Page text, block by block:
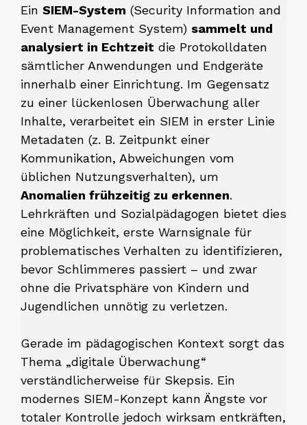
Ein SIEM-System (Security Information and
Event Management System) sammelt und
analysiert in Echtzeit die Protokolldaten
sämtlicher Anwendungen und Endgeräte
innerhalb einer Einrichtung. Im Gegensatz
zu einer lückenlosen Überwachung aller
Inhalte, verarbeitet ein SIEM in erster Linie
Metadaten (z. B. Zeitpunkt einer
Kommunikation, Abweichungen vom
üblichen Nutzungsverhalten), um
Anomalien frühzeitig zu erkennen.
Lehrkräften und Sozialpädagogen bietet dies
eine Möglichkeit, erste Warnsignale für
problematisches Verhalten zu identifizieren,
bevor Schlimmeres passiert – und zwar
ohne die Privatsphäre von Kindern und
Jugendlichen unnötig zu verletzen.
Gerade im pädagogischen Kontext sorgt das
Thema „digitale Überwachung“
verständlicherweise für Skepsis. Ein
modernes SIEM-Konzept kann Ängste vor
totaler Kontrolle jedoch wirksam entkräften,